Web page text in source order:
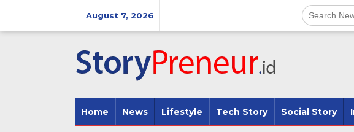
August 7, 2026
Home News Lifestyle Tech Story Social Story